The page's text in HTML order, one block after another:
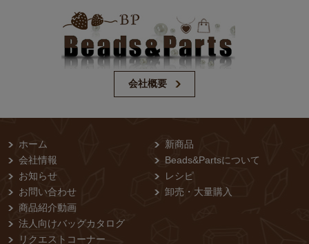
会社概要
ホーム
会社情報
お知らせ
お問い合わせ
商品紹介動画
法人向けバッグカタログ
リクエストコーナー
新商品
Beads&Partsについて
レシピ
卸売・⼤量購⼊